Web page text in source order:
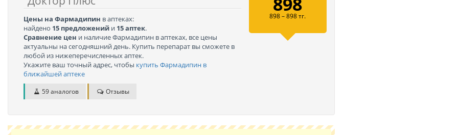
Цены на Фармадипин в аптеках:
найдено 15 предложений и 15 аптек.
Сравнение цен и наличие Фармадипин в аптеках, все цены
актуальны на сегодняшний день. Купить перепарат вы сможете в
любой из нижеперечисленных аптек.
Укажите ваш точный адрес, чтобы купить Фармадипин в
ближайшей аптеке
59 аналогов Отзывы
898 – 898 тг.